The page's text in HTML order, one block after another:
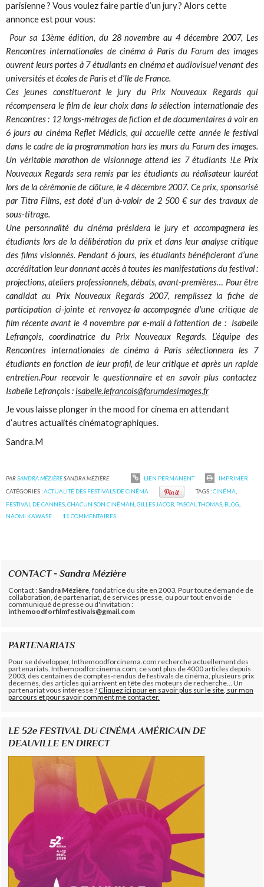
parisienne ? Vous voulez faire partie d’un jury ? Alors cette
annonce est pour vous:
Pour sa 13ème édition, du 28 novembre au 4 décembre 2007, Les
Rencontres internationales de cinéma à Paris du Forum des images
ouvrent leurs portes à 7 étudiants en cinéma et audiovisuel venant des
universités et écoles de Paris et d’Ile de France.
Ces jeunes constitueront le jury du Prix Nouveaux Regards qui
récompensera le film de leur choix dans la sélection internationale des
Rencontres : 12 longs-métrages de fiction et de documentaires à voir en
6 jours au cinéma Reflet Médicis, qui accueille cette année le festival
dans le cadre de la programmation hors les murs du Forum des images.
Un véritable marathon de visionnage attend les 7 étudiants !Le Prix
Nouveaux Regards sera remis par les étudiants au réalisateur lauréat
lors de la cérémonie de clôture, le 4 décembre 2007. Ce prix, sponsorisé
par Titra Films, est doté d’un à-valoir de 2 500 € sur des travaux de
sous-titrage.
Une personnalité du cinéma présidera le jury et accompagnera les
étudiants lors de la délibération du prix et dans leur analyse critique
des films visionnés. Pendant 6 jours, les étudiants bénéficieront d’une
accréditation leur donnant accès à toutes les manifestations du festival :
projections, ateliers professionnels, débats, avant-premières… Pour être
candidat au Prix Nouveaux Regards 2007, remplissez la fiche de
participation ci-jointe et renvoyez-la accompagnée d'une critique de
film récente avant le 4 novembre par e-mail à l’attention de : Isabelle
Lefrançois, coordinatrice du Prix Nouveaux Regards. L’équipe des
Rencontres internationales de cinéma à Paris sélectionnera les 7
étudiants en fonction de leur profil, de leur critique et après un rapide
entretien.Pour recevoir le questionnaire et en savoir plus contactez
Isabelle Lefrançois :isabelle.lefrancois@forumdesimages.fr
Je vous laisse plonger in the mood for cinema en attendant
d’autres actualités cinématographiques.
Sandra.M
PARSANDRA MÉZIÈRESANDRA MÉZIÈRE LIEN PERMANENT
IMPRIMER
CATÉGORIES :ACTUALITÉ DES FESTIVALS DE CINÉMA TAGS :CINÉMA
FESTIVAL DE CANNES ,CHACUN SON CINÉMAN ,GILLES JACOB PASCAL THOMAS BLOG
NAOMI KAWASE
11 COMMENTAIRES
CONTACT - Sandra Mézière
Contact : Sandra Mézière , fondatrice du site en 2003. Pour toute demande de
collaboration, de partenariat, de services presse, ou pour tout envoi de
communiqué de presse ou d'invitation :
inthemoodforfilmfestivals@gmail.com
PARTENARIATS
Pour se développer, Inthemoodforcinema.com recherche actuellement des
partenariats. Inthemoodforcinema.com, ce sont plus de 4000 articles depuis
2003, des centaines de comptes-rendus de festivals de cinéma, plusieurs prix
décernés, des articles qui arrivent en tête des moteurs de recherche... Un
partenariat vous intéresse ?Cliquez ici pour en savoir plus sur le site, sur mon
parcours et pour savoir comment me contacter.
LE 52e FESTIVAL DU CINÉMA AMÉRICAIN DE
DEAUVILLE EN DIRECT